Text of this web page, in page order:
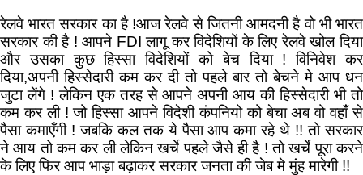
रेलवे भारत सरकार का है !आज रेलवे से जितनी आमदनी है वो भी भारत
सरकार की है ! आपने FDI लागू कर विदेशियों के लिए रेलवे खोल दिया
और उसका कुछ हिस्सा विदेशियों को बेच दिया ! विनिवेश कर
दिया,अपनी हिस्सेदारी कम कर दी तो पहले बार तो बेचने मे आप धन
जुटा लेंगे ! लेकिन एक तरह से आपने अपनी आय की हिस्सेदारी भी तो
कम कर ली ! जो हिस्सा आपने विदेशी कंपनियो को बेचा अब वो वहाँ से
पैसा कमाएँगी ! जबकि कल तक ये पैसा आप कमा रहे थे !! तो सरकार
ने आय तो कम कर ली लेकिन खर्चे पहले जैसे ही है ! तो खर्चे पूरा करने
के लिए फिर आप भाड़ा बढ़ाकर सरकार जनता की जेब मे मुंह मारेगी !!